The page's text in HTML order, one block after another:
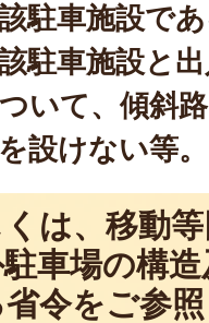
駐車施設で
駐車施設と
いて、傾斜
設けない等。
は、移動
車場の構
令をご参